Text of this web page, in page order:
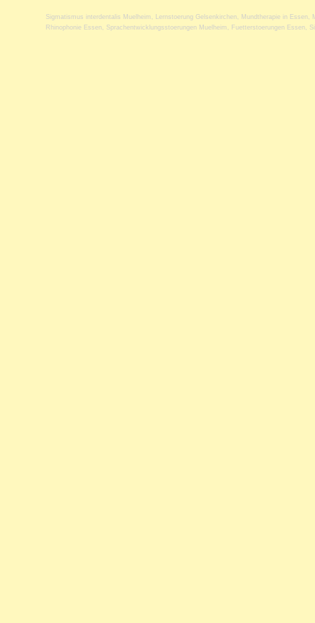
Sigmatismus interdentalis Muelheim Lernstoerung Gelsenkirchen Mundtherapie in Essen
Rhinophonie Essen
Sprachentwicklungsstoerungen Muelheim Fuetterstoerungen Essen